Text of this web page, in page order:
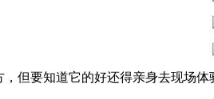
但要知道它的好还得亲身去现场